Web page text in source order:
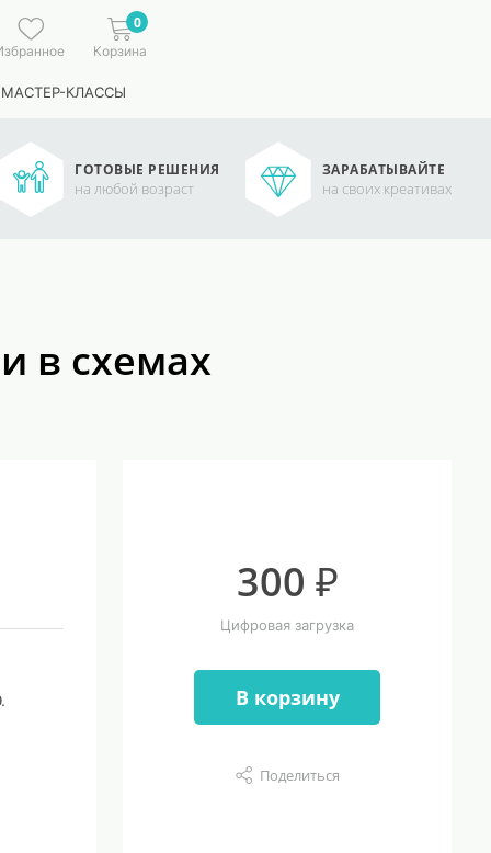
0
Корзина
КЛАССЫ
ГОТОВЫЕ РЕШЕНИЯ
на любой возраст
ЗАРАБАТЫВАЙТЕ
на своих креативах
в схемах
300 ₽
Цифровая загрузка
В корзину
Поделиться